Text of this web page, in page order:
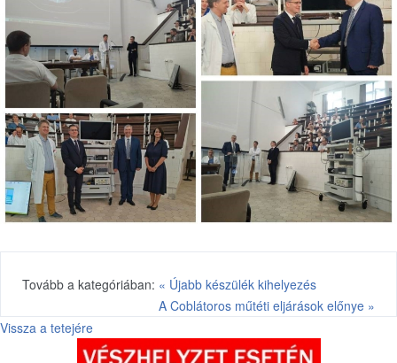
Tovább a kategóriában: « Újabb készülék kihelyezés
A Coblátoros műtéti eljárások előnye »
Vissza a tetejére